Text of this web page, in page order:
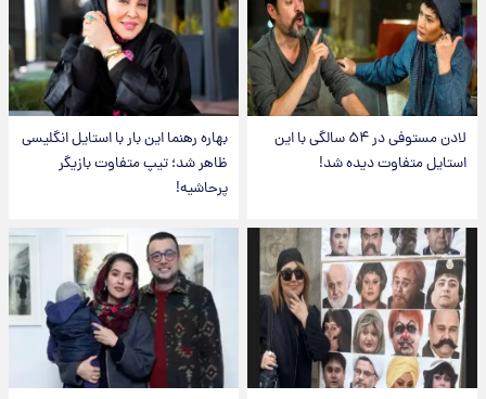
لادن مستوفی در ۵۴ سالگی با این
استایل متفاوت دیده شد!
بهاره رهنما این بار با استایل انگلیسی
ظاهر شد؛ تیپ متفاوت بازیگر
پرحاشیه!